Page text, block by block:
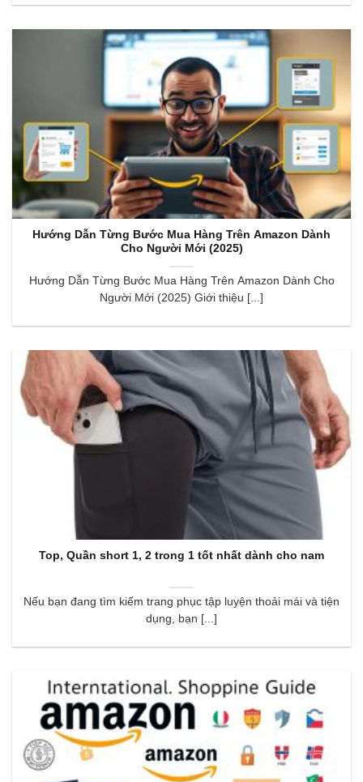
Hướng Dẫn Từng Bước Mua Hàng Trên Amazon Dành
Cho Người Mới (2025)
Hướng Dẫn Từng Bước Mua Hàng Trên Amazon Dành Cho
Người Mới (2025) Giới thiệu [...]
Top, Quần short 1, 2 trong 1 tốt nhất dành cho nam
Nếu bạn đang tìm kiếm trang phục tập luyện thoải mái và tiện
dụng, bạn [...]